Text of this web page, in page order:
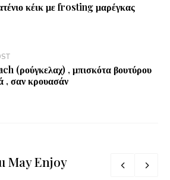
κέικ με frosting μαρέγκας
(ρούγκελαχ) , μπισκότα βουτύρου
, σαν κρουασάν
May Enjoy